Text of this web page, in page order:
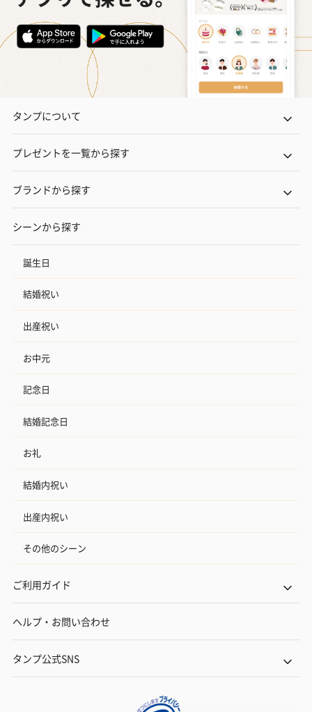
タンプについて
プレゼントを一覧から探す
ブランドから探す
シーンから探す
誕生日
結婚祝い
出産祝い
お中元
記念日
結婚記念日
お礼
結婚内祝い
出産内祝い
その他のシーン
ご利用ガイド
ヘルプ・お問い合わせ
タンプ公式SNS